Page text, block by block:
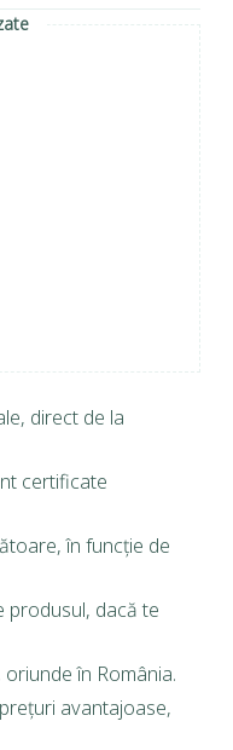
direct de la
certificate
în funcție de
produsul, dacă te
în România.
avantajoase,